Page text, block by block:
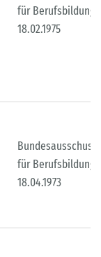
für Berufsbildung
18.02.1975
Bundesausschuss
für Berufsbildung
18.04.1973